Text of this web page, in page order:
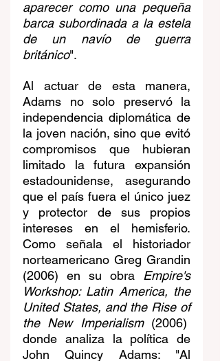
aparecer como una pequeña
barca subordinada a la estela
de un navío de guerra
británico".
Al actuar de esta manera,
Adams no solo preservó la
independencia diplomática de
la joven nación, sino que evitó
compromisos que hubieran
limitado la futura expansión
estadounidense, asegurando
que el país fuera el único juez
y protector de sus propios
intereses en el hemisferio.
Como señala el historiador
norteamericano Greg Grandin
(2006) en su obra Empire's
Workshop: Latin America, the
United States, and the Rise of
the New Imperialism (2006)
donde analiza la política de
John Quincy Adams: "Al